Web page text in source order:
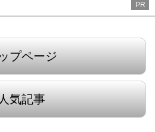
PR
プページ
人気記事